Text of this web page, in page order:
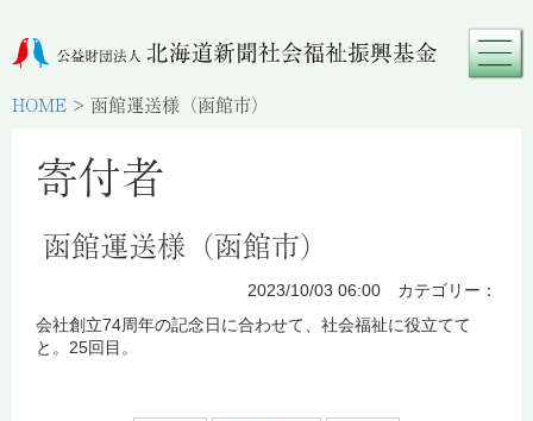
HOME > 函館運送様（函館市）
寄付者
函館運送様（函館市）
2023/10/03 06:00 カテゴリー：
会社創立74周年の記念日に合わせて、社会福祉に役立てて
と。25回目。